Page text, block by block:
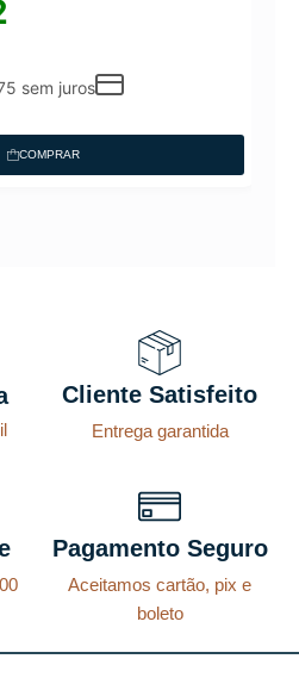
sem juros
COMPRAR
Cliente Satisfeito
Entrega garantida
Pagamento Seguro
Aceitamos cartão, pix e
boleto